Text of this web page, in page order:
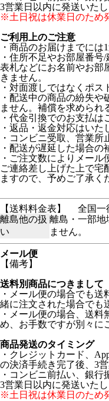
3営業日以内に発送いたし
※土日祝は休業日のため
ご利用上のご注意
・商品のお届けまでには
・住所不足やお部屋番
表札などにお名前やお部
きません。
・対面渡しではなくポス
・配送中の商品の紛失
ません。補償を求められ
・代金引換でのお支払は
・返品・返金対応はいた
・コンビニ受取、営業所
・配送が遅延した場合の
・ご注文数によりメー
ご連絡差し上げた上で宅
ますので、予めご了承く
【送料料金表】
全国一
離島他の扱
い
離島・一部地
ません。
メール便
【備考】
送料別商品につきまして
・メール便の場合でも
緒に注文された場合でも
・メール便の場合、送
め、お手数ですが別々に
商品発送のタイミング
・クレジットカード、
の決済手続き完了後、3
・コンビニ前払い、銀行
3営業日以内に発送いたし
※土日祝は休業日のため